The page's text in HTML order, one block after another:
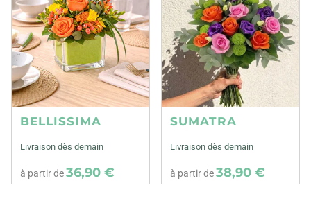
BELLISSIMA
Livraison dès demain
à partir de36,90 €
SUMATRA
Livraison dès demain
à partir de38,90 €